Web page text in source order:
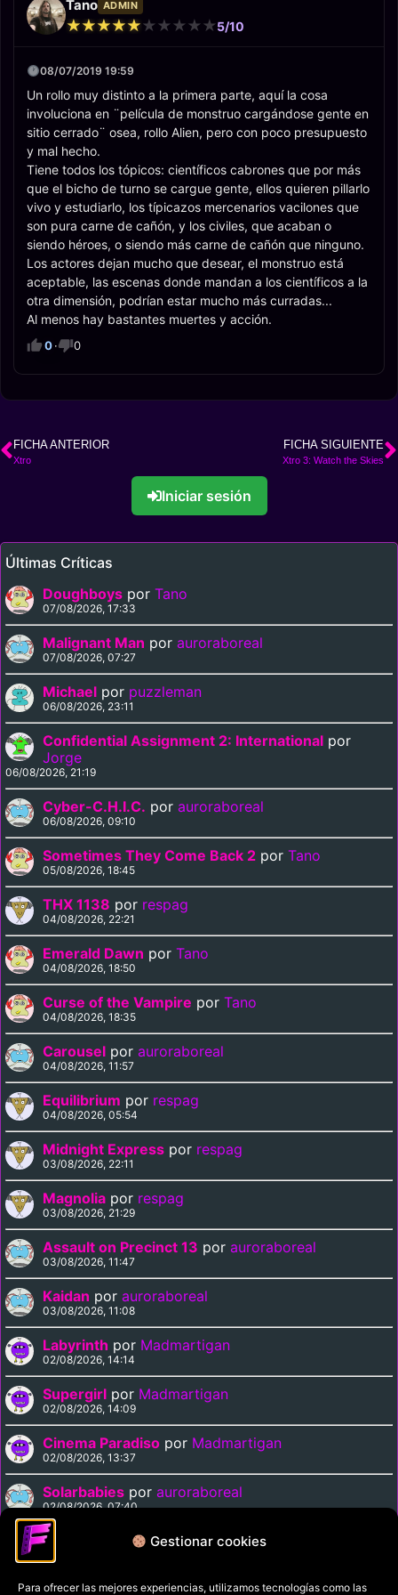
Gestionar cookies
Para ofrecer las mejores experiencias, utilizamos tecnologías como las
Tano ADMIN
★
★★
★★
★★
★★
★★
★★
★★
★★
★★
★5/10
08/07/2019 19:59
Un rollo muy distinto a la primera parte, aquí la cosa
involuciona en ¨película de monstruo cargándose gente en
sitio cerrado¨ osea, rollo Alien, pero con poco presupuesto
y mal hecho.
Tiene todos los tópicos: científicos cabrones que por más
que el bicho de turno se cargue gente, ellos quieren pillarlo
vivo y estudiarlo, los típicazos mercenarios vacilones que
son pura carne de cañón, y los civiles, que acaban o
siendo héroes, o siendo más carne de cañón que ninguno.
Los actores dejan mucho que desear, el monstruo está
aceptable, las escenas donde mandan a los científicos a la
otra dimensión, podrían estar mucho más curradas...
Al menos hay bastantes muertes y acción.
0· 0
FICHA ANTERIOR
Xtro
FICHA SIGUIENTE
Xtro 3: Watch the Skies
Iniciar sesión
Últimas Críticas
Doughboys por Tano
07/08/2026, 17:33
Malignant Man por auroraboreal
07/08/2026, 07:27
Michael por puzzleman
06/08/2026, 23:11
Confidential Assignment 2: International por
Jorge
06/08/2026, 21:19
Cyber-C.H.I.C. por auroraboreal
06/08/2026, 09:10
Sometimes They Come Back 2 por Tano
05/08/2026, 18:45
THX 1138 por respag
04/08/2026, 22:21
Emerald Dawn por Tano
04/08/2026, 18:50
Curse of the Vampire por Tano
04/08/2026, 18:35
Carousel por auroraboreal
04/08/2026, 11:57
Equilibrium por respag
04/08/2026, 05:54
Midnight Express por respag
03/08/2026, 22:11
Magnolia por respag
03/08/2026, 21:29
Assault on Precinct 13 por auroraboreal
03/08/2026, 11:47
Kaidan por auroraboreal
03/08/2026, 11:08
Labyrinth por Madmartigan
02/08/2026, 14:14
Supergirl por Madmartigan
02/08/2026, 14:09
Cinema Paradiso por Madmartigan
02/08/2026, 13:37
Solarbabies por auroraboreal
02/08/2026, 07:40
Mr. X Tano